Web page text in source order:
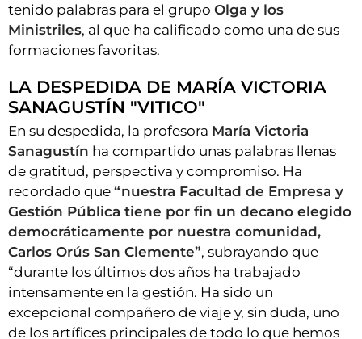
tenido palabras para el grupo Olga y los
Ministriles, al que ha calificado como una de sus
formaciones favoritas.
LA DESPEDIDA DE MARÍA VICTORIA
SANAGUSTÍN "VITICO"
En su despedida, la profesora María Victoria
Sanagustín ha compartido unas palabras llenas
de gratitud, perspectiva y compromiso. Ha
recordado que “nuestra Facultad de Empresa y
Gestión Pública tiene por fin un decano elegido
democráticamente por nuestra comunidad,
Carlos Orús San Clemente”, subrayando que
“durante los últimos dos años ha trabajado
intensamente en la gestión. Ha sido un
excepcional compañero de viaje y, sin duda, uno
de los artífices principales de todo lo que hemos